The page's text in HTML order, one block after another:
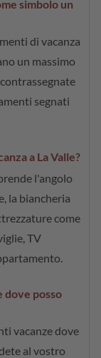
simbolo un
di vacanza
un massimo
segnati
a La Valle?
l'angolo
la biancheria
come
TV
dove posso
vacanze dove
al vostro